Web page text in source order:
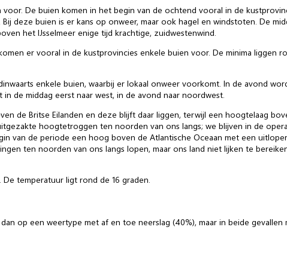
De buien komen in het begin van de ochtend vooral in de
deze buien is er kans op onweer, maar ook hagel en windstoten. De
het IJsselmeer enige tijd krachtige, zuidwestenwind.
er vooral in de kustprovincies enkele buien voor. De minima liggen
enkele buien, waarbij er lokaal onweer voorkomt. In de avond
de middag eerst naar west, in de avond naar noordwest.
de Britse Eilanden en deze blijft daar liggen, terwijl een hoogtelaag
hoogtetroggen ten noorden van ons langs; we blijven in de
van de periode een hoog boven de Atlantische Oceaan met een
ten noorden van ons langs lopen, maar ons land niet lijken te
temperatuur ligt rond de 16 graden.
op een weertype met af en toe neerslag (40%), maar in beide